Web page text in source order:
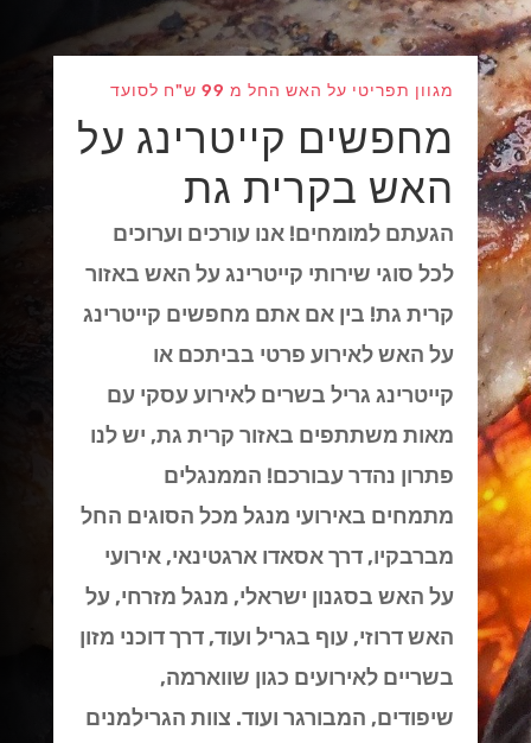
מגוון תפריטי על האש החל מ 99 ש"ח לסועד
מחפשים קייטרינג על
האש בקרית גת
הגעתם למומחים! אנו עורכים וערוכים
לכל סוגי שירותי קייטרינג על האש באזור
קרית גת! בין אם אתם מחפשים קייטרינג
על האש לאירוע פרטי בביתכם או
קייטרינג גריל בשרים לאירוע עסקי עם
מאות משתתפים באזור קרית גת, יש לנו
פתרון נהדר עבורכם! הממנגלים
מתמחים באירועי מנגל מכל הסוגים החל
מברבקיו, דרך אסאדו ארגטינאי, אירועי
על האש בסגנון ישראלי, מנגל מזרחי, על
האש דרוזי, עוף בגריל ועוד, דרך דוכני מזון
בשריים לאירועים כגון שווארמה,
שיפודים, המבורגר ועוד. צוות הגרילמנים